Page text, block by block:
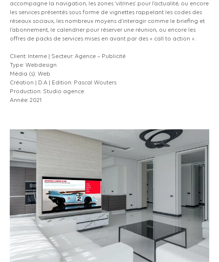
accompagne la navigation, les zones ‘vitrines’ pour l’actualité, ou encore
les services présentés sous forme de vignettes rappelant les codes des
réseaux sociaux, les nombreux moyens d’interagir comme le briefing et
l’abonnement, le calendrier pour réserver une réunion, ou encore les
offres de packs de services mises en avant par des « call to action ».
Client: Interne | Secteur: Agence – Publicité
Type: Webdesign
Média (s): Web
Création | D.A | Edition: Pascal Wouters
Production: Studio agence
Année: 2021